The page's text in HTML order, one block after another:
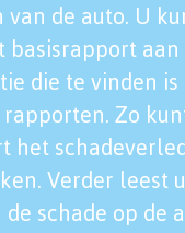
van de auto. U
basisrapport
die te vinden is
Zo
het
Verder leest
schade op de